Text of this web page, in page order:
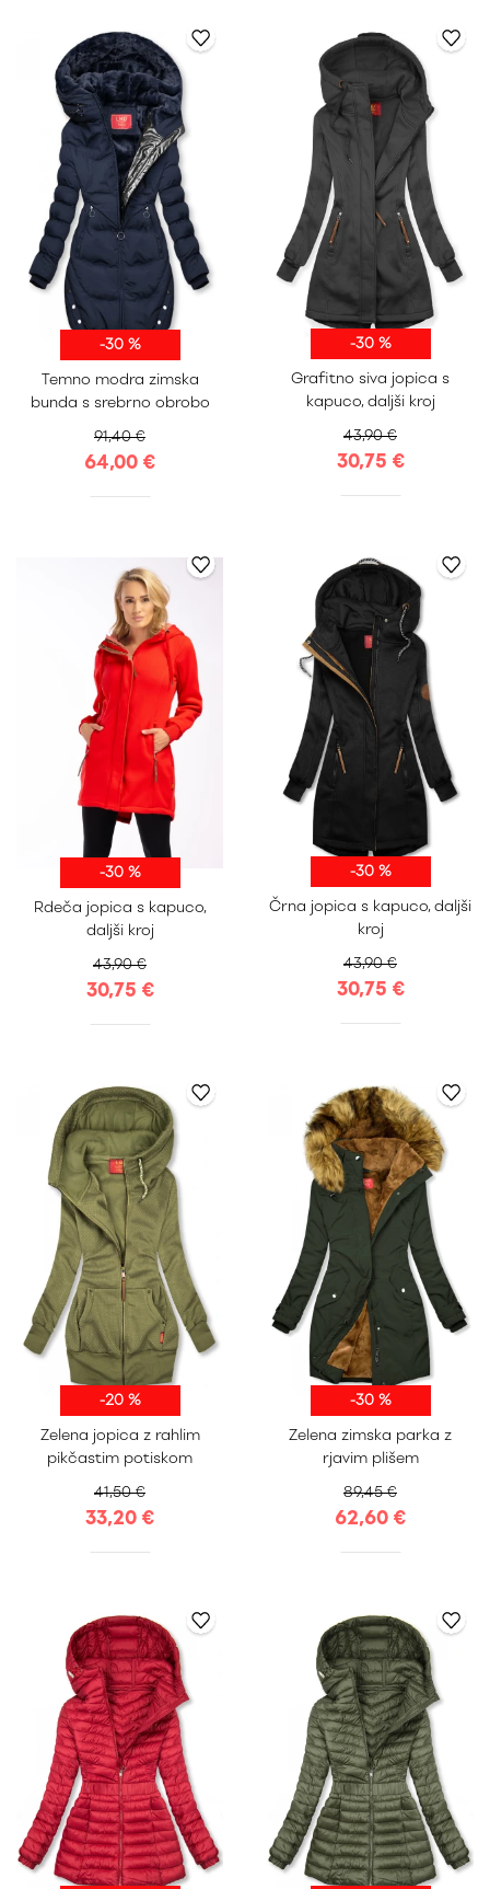
-30 %
Temno modra zimska
bunda s srebrno obrobo
91,40 €
64,00 €
S M L
XL
XXL
-30 %
Grafitno siva jopica s
kapuco, daljši kroj
43,90 €
30,75 €
S M L
XL
XXL
-30 %
Rdeča jopica s kapuco,
daljši kroj
43,90 €
30,75 €
S M L
XL
XXL
-30 %
Črna jopica s kapuco, daljši
kroj
43,90 €
30,75 €
S M L
XL
XXL
-20 %
Zelena jopica z rahlim
pikčastim potiskom
41,50 €
33,20 €
S M L
XL
XXL
-30 %
Zelena zimska parka z
rjavim plišem
89,45 €
62,60 €
S M L
XL
XXL